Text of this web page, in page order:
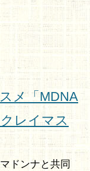
メ「MDNA
レイマス
ドンナと共同